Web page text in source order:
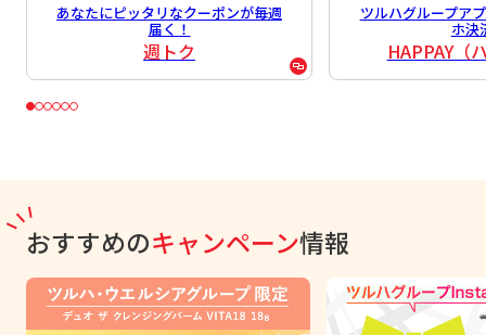
あなたにピッタリなクーポンが毎週
届く！
週トク
ツルハグループア
ホ決
HAPPAY（
おすすめのキャンペーン情報